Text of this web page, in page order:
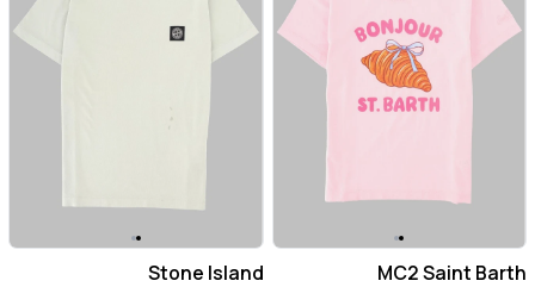
MC2 Saint Barth
Stone Island